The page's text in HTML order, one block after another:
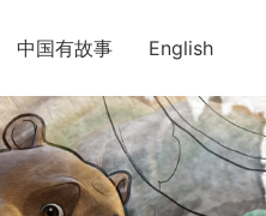
中国有故事 English